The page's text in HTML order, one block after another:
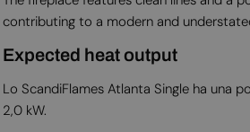
contributing to a modern and
Expected heat output
Lo ScandiFlames Atlanta Single ha una
2,0 kW.